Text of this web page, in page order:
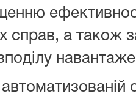
справ, а також
автоматизованій